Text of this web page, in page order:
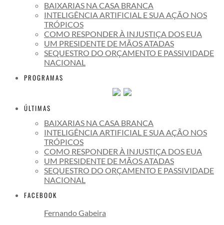
BAIXARIAS NA CASA BRANCA
INTELIGÊNCIA ARTIFICIAL E SUA AÇÃO NOS
TRÓPICOS
COMO RESPONDER À INJUSTIÇA DOS EUA
UM PRESIDENTE DE MÃOS ATADAS
SEQUESTRO DO ORÇAMENTO E PASSIVIDADE
NACIONAL
PROGRAMAS
ÚLTIMAS
BAIXARIAS NA CASA BRANCA
INTELIGÊNCIA ARTIFICIAL E SUA AÇÃO NOS
TRÓPICOS
COMO RESPONDER À INJUSTIÇA DOS EUA
UM PRESIDENTE DE MÃOS ATADAS
SEQUESTRO DO ORÇAMENTO E PASSIVIDADE
NACIONAL
FACEBOOK
Fernando Gabeira